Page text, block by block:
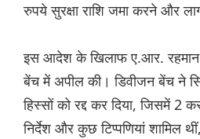
रुपये सुरक्षा राशि जमा करने और
इस आदेश के खिलाफ ए.आर. रहमान
बेंच में अपील की। डिवीजन बेंच
हिस्सों को रद्द कर दिया, जिसमें 2
निर्देश और कुछ टिप्पणियां शामिल